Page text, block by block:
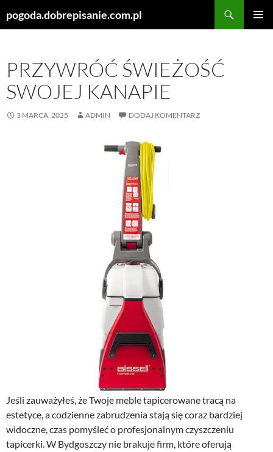
pogoda.dobrepisanie.com.pl
PRZYWRÓĆ ŚWIEŻOŚĆ
SWOJEJ KANAPIE
3 MARCA, 2025 ADMIN DODAJ KOMENTARZ
Jeśli zauważyłeś, że Twoje meble tapicerowane tracą na
estetyce, a codzienne zabrudzenia stają się coraz bardziej
widoczne, czas pomyśleć o profesjonalnym czyszczeniu
tapicerki. W Bydgoszczy nie brakuje firm, które oferują